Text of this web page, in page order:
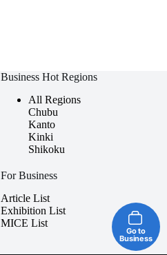
Go to
Business
Business Hot Regions
All Regions
Chubu
Kanto
Kinki
Shikoku
For Business
Article List
Exhibition List
MICE List